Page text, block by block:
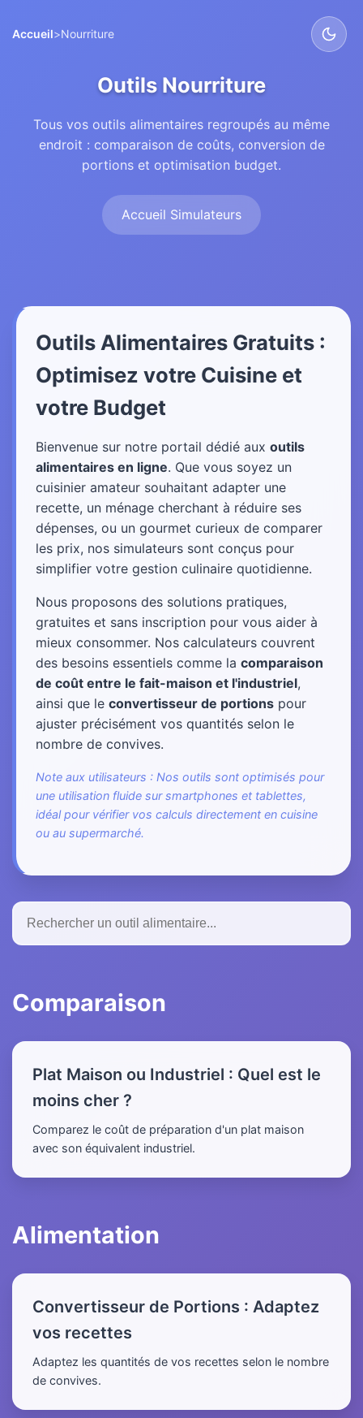
Accueil>Nourriture
Outils Nourriture
Tous vos outils alimentaires regroupés au même
endroit : comparaison de coûts, conversion de
portions et optimisation budget.
Accueil Simulateurs
Outils Alimentaires Gratuits :
Optimisez votre Cuisine et
votre Budget
Bienvenue sur notre portail dédié aux outils
alimentaires en ligne. Que vous soyez un
cuisinier amateur souhaitant adapter une
recette, un ménage cherchant à réduire ses
dépenses, ou un gourmet curieux de comparer
les prix, nos simulateurs sont conçus pour
simplifier votre gestion culinaire quotidienne.
Nous proposons des solutions pratiques,
gratuites et sans inscription pour vous aider à
mieux consommer. Nos calculateurs couvrent
des besoins essentiels comme la comparaison
de coût entre le fait-maison et l'industriel,
ainsi que le convertisseur de portions pour
ajuster précisément vos quantités selon le
nombre de convives.
Note aux utilisateurs : Nos outils sont optimisés pour
une utilisation fluide sur smartphones et tablettes,
idéal pour vérifier vos calculs directement en cuisine
ou au supermarché.
Comparaison
Plat Maison ou Industriel : Quel est le
moins cher ?
Comparez le coût de préparation d'un plat maison
avec son équivalent industriel.
Alimentation
Convertisseur de Portions : Adaptez
vos recettes
Adaptez les quantités de vos recettes selon le nombre
de convives.